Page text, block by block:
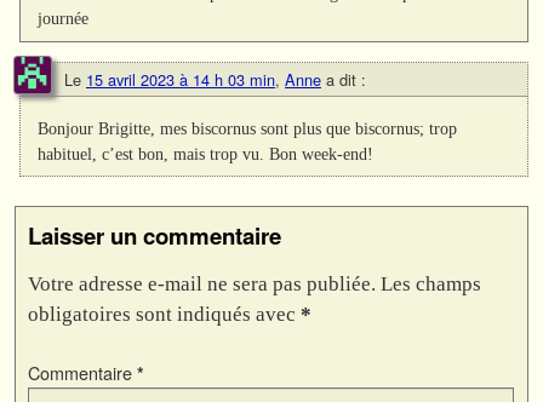
journée
Le 15 avril 2023 à 14 h 03 min, Anne a dit :
Bonjour Brigitte, mes biscornus sont plus que biscornus; trop
habituel, c’est bon, mais trop vu. Bon week-end!
Laisser un commentaire
Votre adresse e-mail ne sera pas publiée. Les champs
obligatoires sont indiqués avec *
Commentaire *